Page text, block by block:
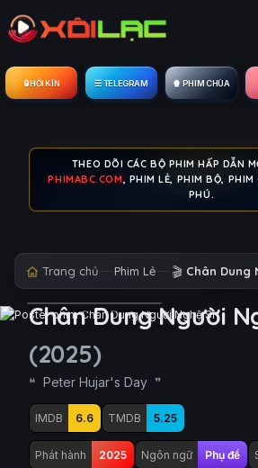
🔒︎ HỘI KÍN ☰ TELEGRAM 🍿 PHIM CHÙA
THEO DÕI CÁC BỘ PHIM HẤP DẪN
PHIMABC.COM, PHIM LẺ, PHIM BỘ, PHIM
PHÚ.
Trang chủ Phim Lẻ 🎬 Chân Dung
Chân Dung Người
(2025)
Peter Hujar's Day
IMDB 6.6 TMDB 5.25
Phát hành 2025 Ngôn ngữ Phụ đề